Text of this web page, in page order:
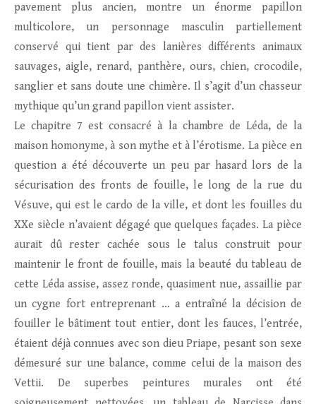
pavement plus ancien, montre un énorme papillon
multicolore, un personnage masculin partiellement
conservé qui tient par des lanières différents animaux
sauvages, aigle, renard, panthère, ours, chien, crocodile,
sanglier et sans doute une chimère. Il s’agit d’un chasseur
mythique qu’un grand papillon vient assister.
Le chapitre 7 est consacré à la chambre de Léda, de la
maison homonyme, à son mythe et à l’érotisme. La pièce en
question a été découverte un peu par hasard lors de la
sécurisation des fronts de fouille, le long de la rue du
Vésuve, qui est le cardo de la ville, et dont les fouilles du
XXe siècle n’avaient dégagé que quelques façades. La pièce
aurait dû rester cachée sous le talus construit pour
maintenir le front de fouille, mais la beauté du tableau de
cette Léda assise, assez ronde, quasiment nue, assaillie par
un cygne fort entreprenant … a entraîné la décision de
fouiller le bâtiment tout entier, dont les fauces, l’entrée,
étaient déjà connues avec son dieu Priape, pesant son sexe
démesuré sur une balance, comme celui de la maison des
Vettii. De superbes peintures murales ont été